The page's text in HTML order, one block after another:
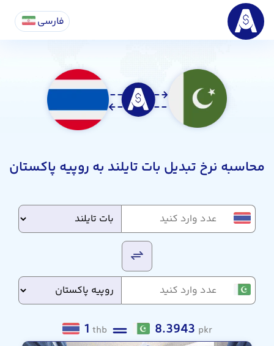
فارسی
محاسبه نرخ تبدیل بات تایلند به روپیه پاکستان
1 thb 8.3943 pkr